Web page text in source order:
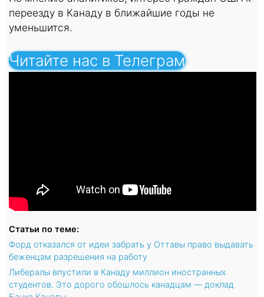
переезду в Канаду в ближайшие годы не
уменьшится.
Читайте нас в Телеграм
Статьи по теме:
Форд отказался от идеи забрать у Оттавы право выдавать
беженцам разрешения на работу
Либералы впустили в Канаду миллион иностранных
студентов. Это дорого обошлось канадцам — доклад